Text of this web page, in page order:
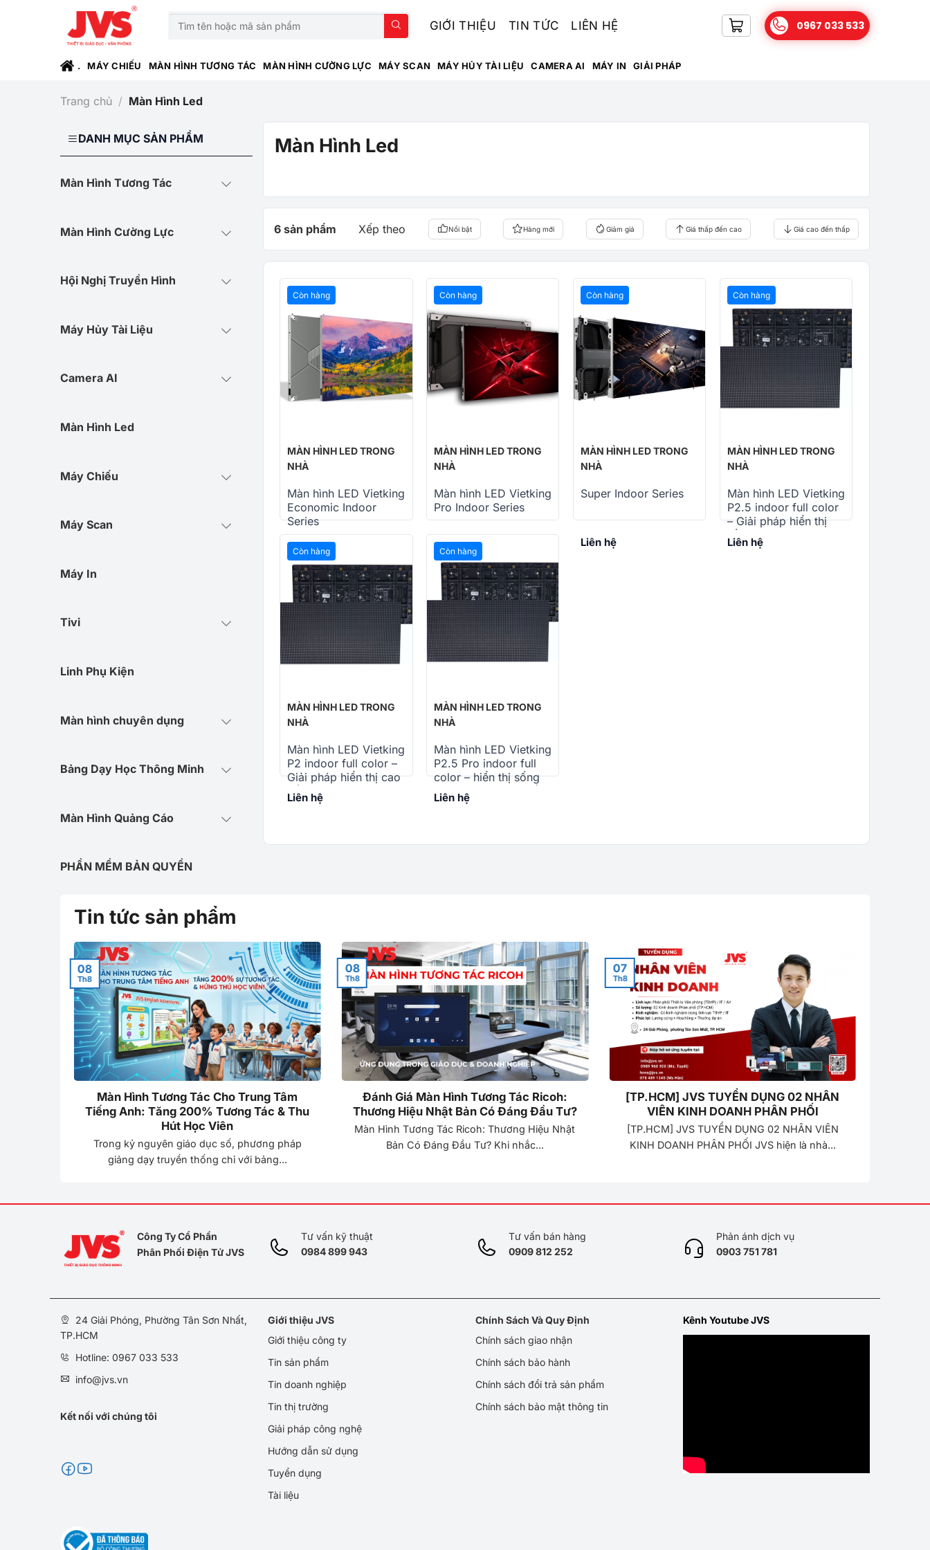
Tìm
kiếm:
GIỚI THIỆU TIN TỨC LIÊN HỆ 0967 033 533
. MÁY CHIẾU MÀN HÌNH TƯƠNG TÁC MÀN HÌNH CƯỜNG LỰC MÁY SCAN MÁY HỦY TÀI LIỆU CAMERA AI MÁY IN GIẢI PHÁP
Trang chủ / Màn Hình Led
DANH MỤC SẢN PHẨM
Màn Hình Tương Tác
Màn Hình Cường Lực
Hội Nghị Truyền Hình
Máy Hủy Tài Liệu
Camera AI
Màn Hình Led
Máy Chiếu
Máy Scan
Máy In
Tivi
Linh Phụ Kiện
Màn hình chuyên dụng
Bảng Dạy Học Thông Minh
Màn Hình Quảng Cáo
PHẦN MỀM BẢN QUYỀN
Màn Hình Led
6 sản phẩm Xếp theo Nổi bật Hàng mới Giảm giá Giá thấp đến cao Giá cao đến thấp
Còn hàng
MÀN HÌNH LED TRONG
NHÀ
Màn hình LED Vietking
Economic Indoor
Series
Liên hệ
Còn hàng
MÀN HÌNH LED TRONG
NHÀ
Màn hình LED Vietking
Pro Indoor Series
Liên hệ
Còn hàng
MÀN HÌNH LED TRONG
NHÀ
Super Indoor Series
Liên hệ
Còn hàng
MÀN HÌNH LED TRONG
NHÀ
Màn hình LED Vietking
P2.5 indoor full color
– Giải pháp hiển thị
sắc nét, chuyên
nghiệp cho không
Liên hệ
Còn hàng
MÀN HÌNH LED TRONG
NHÀ
Màn hình LED Vietking
P2 indoor full color –
Giải pháp hiển thị cao
cấp cho không gian
trong nhà
Liên hệ
Còn hàng
MÀN HÌNH LED TRONG
NHÀ
Màn hình LED Vietking
P2.5 Pro indoor full
color – hiển thị sống
động, trung thực đến
từng khung hình
Liên hệ
Tin tức sản phẩm
Màn Hình Tương Tác Cho Trung Tâm
Tiếng Anh: Tăng 200% Tương Tác & Thu
Hút Học Viên
Trong kỷ nguyên giáo dục số, phương pháp
giảng dạy truyền thống chỉ với bảng...
08
Th8
Đánh Giá Màn Hình Tương Tác Ricoh:
Thương Hiệu Nhật Bản Có Đáng Đầu Tư?
Màn Hình Tương Tác Ricoh: Thương Hiệu Nhật
Bản Có Đáng Đầu Tư? Khi nhắc...
08
Th8
[TP.HCM] JVS TUYỂN DỤNG 02 NHÂN
VIÊN KINH DOANH PHÂN PHỐI
[TP.HCM] JVS TUYỂN DỤNG 02 NHÂN VIÊN
KINH DOANH PHÂN PHỐI JVS hiện là nhà...
07
Th8
Công Ty Cổ Phần
Phân Phối Điện Tử JVS
Tư vấn kỹ thuật
0984 899 943
Tư vấn bán hàng
0909 812 252
Phản ánh dịch vụ
0903 751 781
24 Giải Phóng, Phường Tân Sơn Nhất,
TP.HCM
Hotline: 0967 033 533
info@jvs.vn
Kết nối với chúng tôi
Giới thiệu JVS
Giới thiệu công ty
Tin sản phẩm
Tin doanh nghiệp
Tin thị trường
Giải pháp công nghệ
Hướng dẫn sử dụng
Tuyển dụng
Tài liệu
Chính Sách Và Quy Định
Chính sách giao nhận
Chính sách bảo hành
Chính sách đổi trả sản phẩm
Chính sách bảo mật thông tin
Kênh Youtube JVS